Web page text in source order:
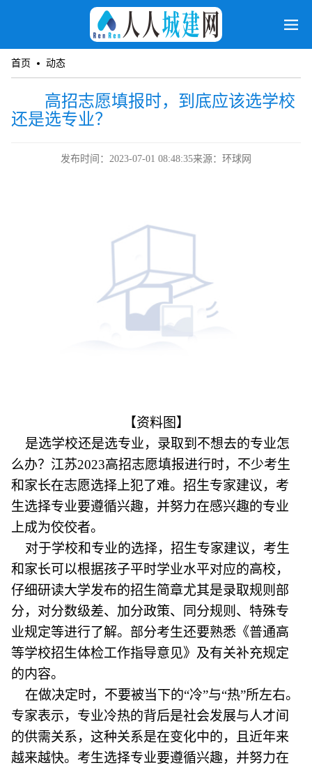
首页 动态
高招志愿填报时，到底应该选学校
还是选专业？
发布时间：2023-07-01 08:48:35来源：环球网
【资料图】
是选学校还是选专业，录取到不想去的专业怎
么办？江苏2023高招志愿填报进行时，不少考生
和家长在志愿选择上犯了难。招生专家建议，考
生选择专业要遵循兴趣，并努力在感兴趣的专业
上成为佼佼者。
对于学校和专业的选择，招生专家建议，考生
和家长可以根据孩子平时学业水平对应的高校，
仔细研读大学发布的招生简章尤其是录取规则部
分，对分数级差、加分政策、同分规则、特殊专
业规定等进行了解。部分考生还要熟悉《普通高
等学校招生体检工作指导意见》及有关补充规定
的内容。
在做决定时，不要被当下的“冷”与“热”所左右。
专家表示，专业冷热的背后是社会发展与人才间
的供需关系，这种关系是在变化中的，且近年来
越来越快。考生选择专业要遵循兴趣，并努力在